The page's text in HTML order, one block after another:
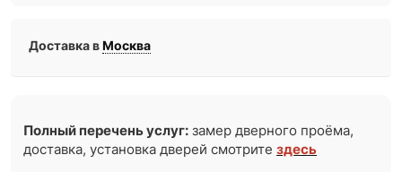
Доставка вМосква
Полный перечень услуг: замер дверного проёма,
доставка, установка дверей смотритездесь